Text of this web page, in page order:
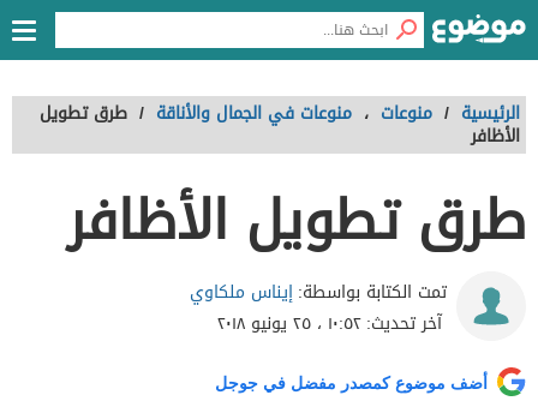
الرئيسية / منوعات ، منوعات في الجمال والأناقة / طرق تطويل
الأظافر
طرق تطويل الأظافر
تمت الكتابة بواسطة:إيناس ملكاوي
آخر تحديث:١٠:٥٢ ، ٢٥ يونيو ٢٠١٨
أضف موضوع كمصدر مفضل في جوجل